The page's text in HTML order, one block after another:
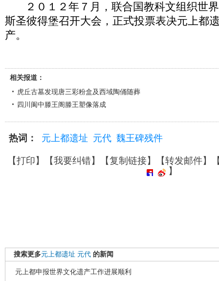
２０１２年７月，联合国教科文组织世界
斯圣彼得堡召开大会，正式投票表决元上都
产。
相关报道：
虎丘古墓发现唐三彩粉盒及西域陶俑随葬
四川阆中滕王阁滕王塑像落成
热词： 元上都遗址 元代 魏王碑残件
【打印】【我要纠错】【复制链接】【转发邮件】
】
搜索更多元上都遗址 元代 的新闻
元上都申报世界文化遗产工作进展顺利